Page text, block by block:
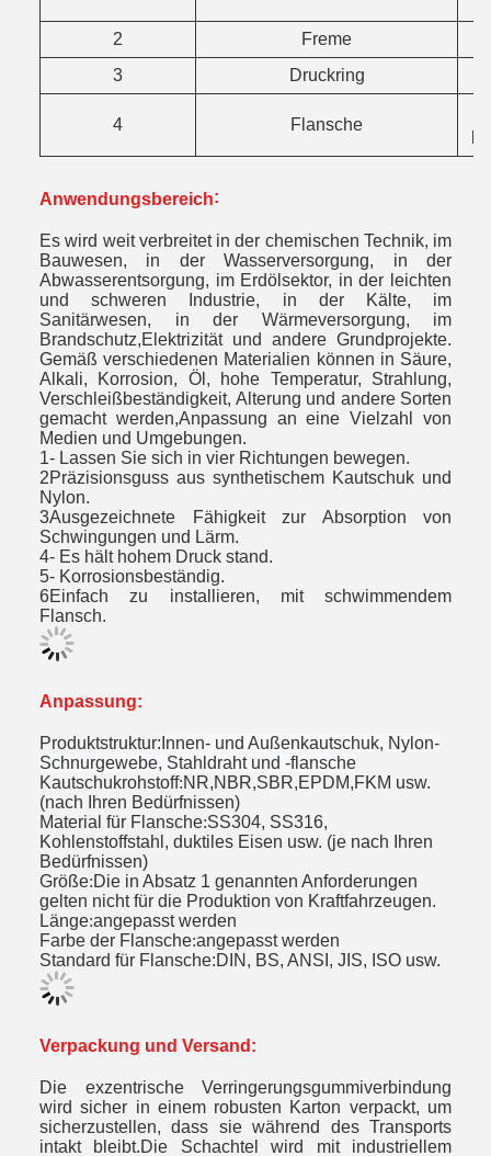
2
Freme
3
Druckring
4 Flansche
Anwendungsbereich:
Es wird weit verbreitet in der chemischen Technik, im
Bauwesen, in der Wasserversorgung, in der
Abwasserentsorgung, im Erdölsektor, in der leichten
und schweren Industrie, in der Kälte, im
Sanitärwesen, in der Wärmeversorgung, im
Brandschutz,Elektrizität und andere Grundprojekte.
Gemäß verschiedenen Materialien können in Säure,
Alkali, Korrosion, Öl, hohe Temperatur, Strahlung,
Verschleißbeständigkeit, Alterung und andere Sorten
gemacht werden,Anpassung an eine Vielzahl von
Medien und Umgebungen.
1- Lassen Sie sich in vier Richtungen bewegen.
2Präzisionsguss aus synthetischem Kautschuk und
Nylon.
3Ausgezeichnete Fähigkeit zur Absorption von
Schwingungen und Lärm.
4- Es hält hohem Druck stand.
5- Korrosionsbeständig.
6Einfach zu installieren, mit schwimmendem
Flansch.
Anpassung:
Produktstruktur: Innen- und Außenkautschuk, Nylon-
Schnurgewebe, Stahldraht und -flansche
Kautschukrohstoff:NR,NBR,SBR,EPDM,FKM usw.
(nach Ihren Bedürfnissen)
Material für Flansche:SS304, SS316,
Kohlenstoffstahl, duktiles Eisen usw. (je nach Ihren
Bedürfnissen)
Größe:Die in Absatz 1 genannten Anforderungen
gelten nicht für die Produktion von Kraftfahrzeugen.
Länge:angepasst werden
Farbe der Flansche:angepasst werden
Standard für Flansche:DIN, BS, ANSI, JIS, ISO usw.
Verpackung und Versand:
Die exzentrische Verringerungsgummiverbindung
wird sicher in einem robusten Karton verpackt, um
sicherzustellen, dass sie während des Transports
intakt bleibt.Die Schachtel wird mit industriellem